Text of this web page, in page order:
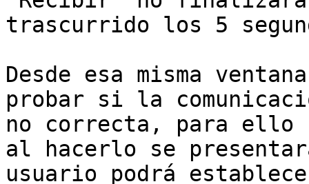
trascurrido los 5
Desde esa misma
probar si la
no correcta, para ello
al hacerlo se
usuario podrá